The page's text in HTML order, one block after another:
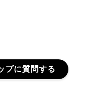
プに質問する